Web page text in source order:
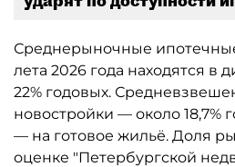
Среднерыночные
лета 2026 года находятся в
22% годовых.
новостройки — около 18,7%
— на готовое жильё. Доля
оценке "Петербургской